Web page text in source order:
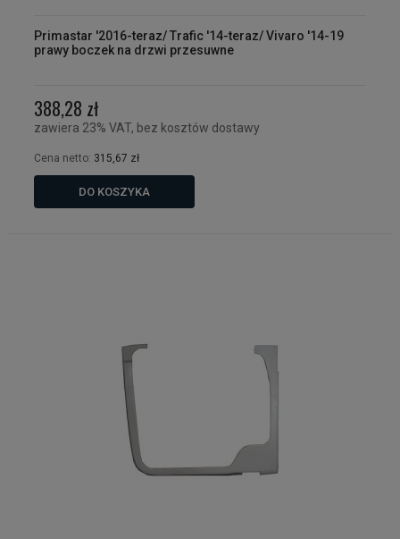
Primastar '2016-teraz/ Trafic '14-teraz/ Vivaro '14-19
prawy boczek na drzwi przesuwne
388,28 zł
zawiera 23% VAT, bez kosztów dostawy
Cena netto: 315,67 zł
DO KOSZYKA